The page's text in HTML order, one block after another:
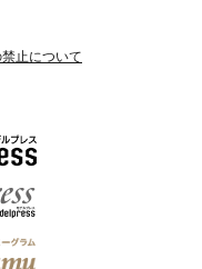
止について